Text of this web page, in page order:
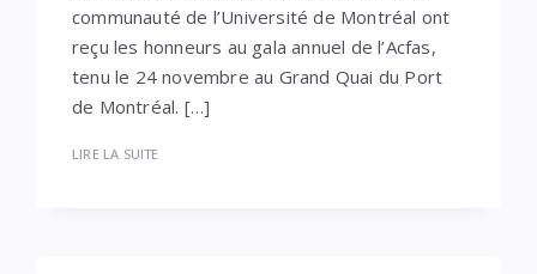
communauté de l’Université de Montréal ont
reçu les honneurs au gala annuel de l’Acfas,
tenu le 24 novembre au Grand Quai du Port
de Montréal. […]
LIRE LA SUITE